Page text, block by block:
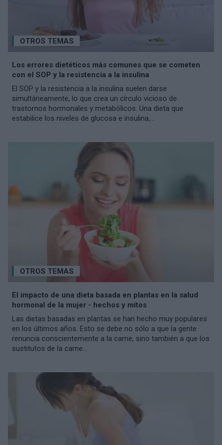
OTROS TEMAS
Los errores dietéticos más comunes que se cometen
con el SOP y la resistencia a la insulina
El SOP y la resistencia a la insulina suelen darse
simultáneamente, lo que crea un círculo vicioso de
trastornos hormonales y metabólicos. Una dieta que
estabilice los niveles de glucosa e insulina,...
OTROS TEMAS
El impacto de una dieta basada en plantas en la salud
hormonal de la mujer - hechos y mitos
Las dietas basadas en plantas se han hecho muy populares
en los últimos años. Esto se debe no sólo a que la gente
renuncia conscientemente a la carne, sino también a que los
sustitutos de la carne...